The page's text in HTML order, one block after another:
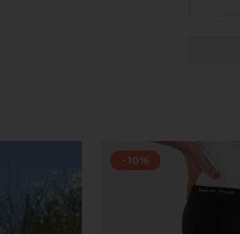
-10%